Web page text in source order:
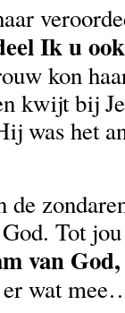
Ik u
kon
kwijt bij
was het
de
Tot
van
wat